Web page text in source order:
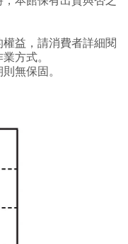
益，請消費者詳細閱
方式。
無保固。